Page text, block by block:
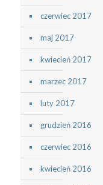
czerwiec 2017
maj 2017
kwiecień 2017
marzec 2017
luty 2017
grudzień 2016
czerwiec 2016
kwiecień 2016